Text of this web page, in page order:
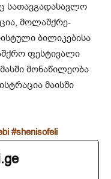
სათავგადასავლო
მოლაშქრე-
ბილიკებისა
ფესტივალი
მონაწილეობა
მაისში
#shenisofeli